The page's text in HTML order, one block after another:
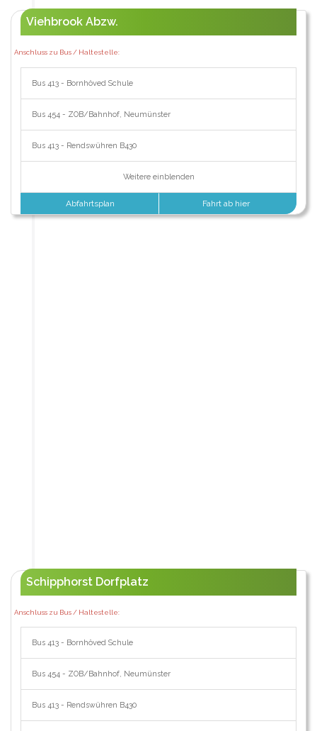
Viehbrook Abzw.
Anschluss zu Bus / Haltestelle:
Bus 413 - Bornhöved Schule
Bus 454 - ZOB/Bahnhof, Neumünster
Bus 413 - Rendswühren B430
Weitere einblenden
Abfahrtsplan Fahrt ab hier
Schipphorst Dorfplatz
Anschluss zu Bus / Haltestelle:
Bus 413 - Bornhöved Schule
Bus 454 - ZOB/Bahnhof, Neumünster
Bus 413 - Rendswühren B430